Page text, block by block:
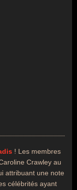
! Les membres
Crawley au
attribuant une note
célébrités ayant